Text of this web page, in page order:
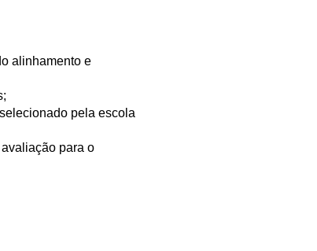
alinhamento e
pela escola
para o